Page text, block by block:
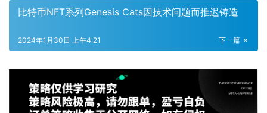
比特币NFT系列Genesis Cats因技术问题而推迟铸造
下一篇
2024年1月30日 上午4:21